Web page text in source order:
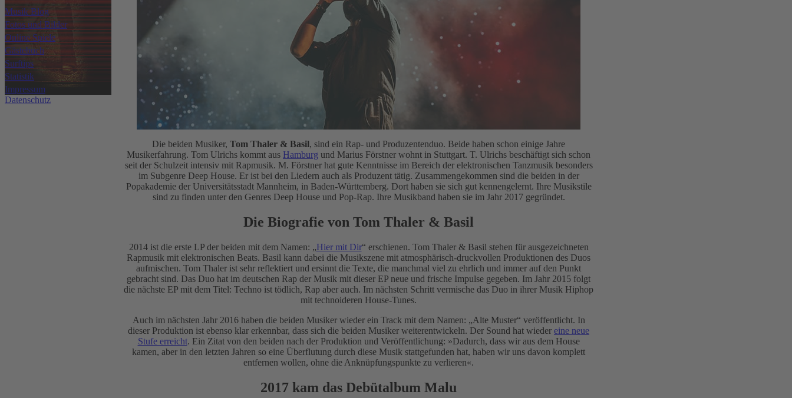
Musik Blog
Fotos und Bilder
Online Spiele
Gästebuch
Surftips
Statistik
Impressum
Datenschutz
Die beiden Musiker, Tom Thaler & Basil, sind ein Rap- und Produzentenduo. Beide haben schon einige Jahre
Musikerfahrung. Tom Ulrichs kommt aus Hamburg und Marius Förstner wohnt in Stuttgart. T. Ulrichs beschäftigt sich schon
seit der Schulzeit intensiv mit Rapmusik. M. Förstner hat gute Kenntnisse im Bereich der elektronischen Tanzmusik besonders
im Subgenre Deep House. Er ist bei den Liedern auch als Produzent tätig. Zusammengekommen sind die beiden in der
Popakademie der Universitätsstadt Mannheim, in Baden-Württemberg. Dort haben sie sich gut kennengelernt. Ihre Musikstile
sind zu finden unter den Genres Deep House und Pop-Rap. Ihre Musikband haben sie im Jahr 2017 gegründet.
Die Biografie von Tom Thaler & Basil
2014 ist die erste LP der beiden mit dem Namen: „Hier mit Dir“ erschienen. Tom Thaler & Basil stehen für ausgezeichneten
Rapmusik mit elektronischen Beats. Basil kann dabei die Musikszene mit atmosphärisch-druckvollen Produktionen des Duos
aufmischen. Tom Thaler ist sehr reflektiert und ersinnt die Texte, die manchmal viel zu ehrlich und immer auf den Punkt
gebracht sind. Das Duo hat im deutschen Rap der Musik mit dieser EP neue und frische Impulse gegeben. Im Jahr 2015 folgt
die nächste EP mit dem Titel: Techno ist tödlich, Rap aber auch. Im nächsten Schritt vermische das Duo in ihrer Musik Hiphop
mit technoideren House-Tunes.
Auch im nächsten Jahr 2016 haben die beiden Musiker wieder ein Track mit dem Namen: „Alte Muster“ veröffentlicht. In
dieser Produktion ist ebenso klar erkennbar, dass sich die beiden Musiker weiterentwickeln. Der Sound hat wieder eine neue
Stufe erreicht. Ein Zitat von den beiden nach der Produktion und Veröffentlichung: »Dadurch, dass wir aus dem House
kamen, aber in den letzten Jahren so eine Überflutung durch diese Musik stattgefunden hat, haben wir uns davon komplett
entfernen wollen, ohne die Anknüpfungspunkte zu verlieren«.
2017 kam das Debütalbum Malu